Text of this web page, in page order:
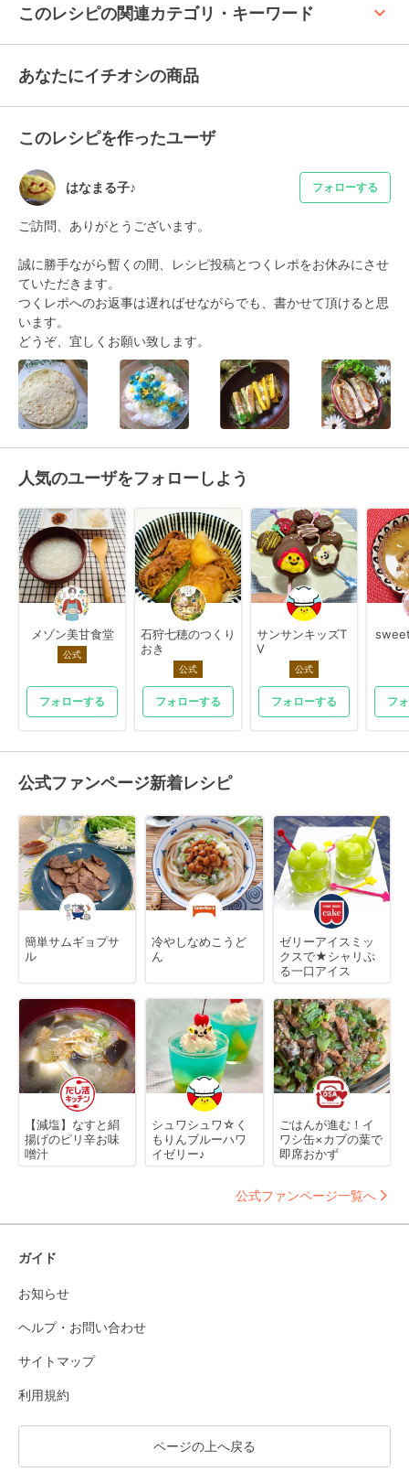
このレシピの関連カテゴリ・キーワード keyboard_arrow_up
あなたにイチオシの商品
このレシピを作ったユーザ
はなまる子♪ フォローする
ご訪問、ありがとうございます。
誠に勝手ながら暫くの間、レシピ投稿とつくレポをお休みにさせ
ていただきます。
つくレポへのお返事は遅ればせながらでも、書かせて頂けると思
います。
どうぞ、宜しくお願い致します。
人気のユーザをフォローしよう
メゾン美甘食堂
公式
フォローする
石狩七穂のつくり
おき
公式
フォローする
サンサンキッズT
V
公式
フォローする フ
公式ファンページ新着レシピ
簡単サムギョプサ
ル
冷やしなめこうど
ん
ゼリーアイスミッ
クスで★シャリぷ
る一口アイス
【減塩】なすと絹
揚げのピリ辛お味
噌汁
シュワシュワ☆く
もりんブルーハワ
イゼリー♪
ごはんが進む！イ
ワシ缶×カブの葉で
即席おかず
公式ファンページ一覧へ
ガイド
お知らせ
ヘルプ・お問い合わせ
サイトマップ
利用規約
ページの上へ戻る